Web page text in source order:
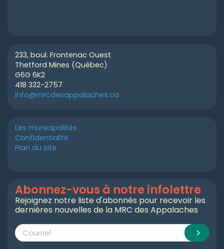
233, boul. Frontenac Ouest
Thetford Mines (Québec)
G6G 6K2
418 332-2757
info@mrcdesappalaches.ca
Les municipalités
Confidentialité
Plan du site
Abonnez-vous à notre infolettre
Rejoignez notre liste d'abonnés pour recevoir les
dernières nouvelles de la MRC des Appalaches